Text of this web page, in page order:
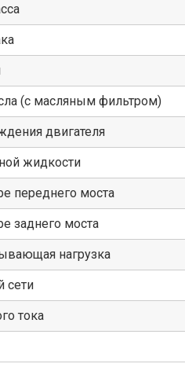
(с масляным фильтром)
двигателя
жидкости
переднего моста
заднего моста
нагрузка
сети
тока